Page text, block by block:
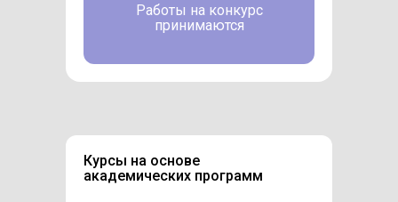
Работы на конкурс
принимаются
Курсы на основе
академических программ